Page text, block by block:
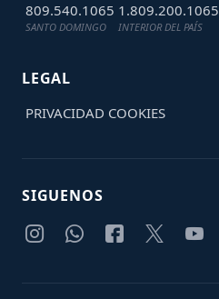
809.540.1065
SANTO DOMINGO
1.809.200.1065
INTERIOR DEL PAÍS
LEGAL
PRIVACIDAD COOKIES
SIGUENOS